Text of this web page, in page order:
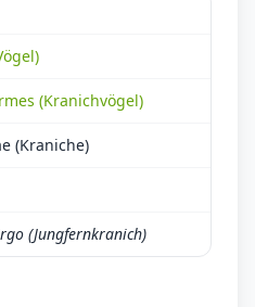
(Kranichvögel)
(Kraniche)
(Jungfernkranich)